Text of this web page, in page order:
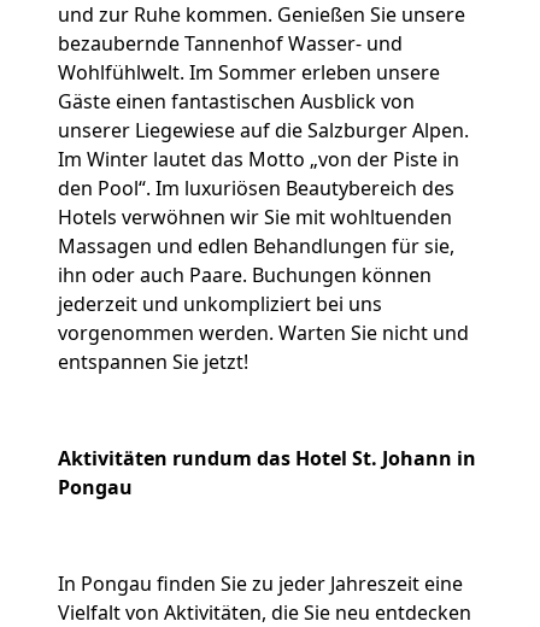
und zur Ruhe kommen. Genießen Sie unsere
bezaubernde Tannenhof Wasser- und
Wohlfühlwelt. Im Sommer erleben unsere
Gäste einen fantastischen Ausblick von
unserer Liegewiese auf die Salzburger Alpen.
Im Winter lautet das Motto „von der Piste in
den Pool“. Im luxuriösen Beautybereich des
Hotels verwöhnen wir Sie mit wohltuenden
Massagen und edlen Behandlungen für sie,
ihn oder auch Paare. Buchungen können
jederzeit und unkompliziert bei uns
vorgenommen werden. Warten Sie nicht und
entspannen Sie jetzt!
Aktivitäten rundum das Hotel St. Johann in
Pongau
In Pongau finden Sie zu jeder Jahreszeit eine
Vielfalt von Aktivitäten, die Sie neu entdecken